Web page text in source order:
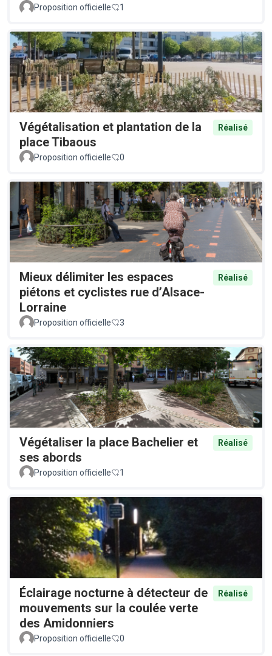
Proposition officielle
1
Végétalisation et plantation de la
place Tibaous
Réalisé
Proposition officielle 0
Mieux délimiter les espaces
piétons et cyclistes rue d’Alsace-
Lorraine
Réalisé
Proposition officielle 3
Végétaliser la place Bachelier et
ses abords
Réalisé
Proposition officielle 1
Éclairage nocturne à détecteur de
mouvements sur la coulée verte
des Amidonniers
Réalisé
Proposition officielle 0